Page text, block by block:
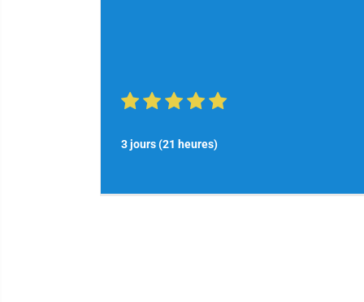
3 jours (21 heures)